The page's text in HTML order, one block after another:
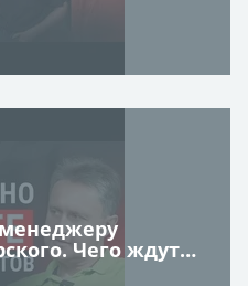
Чего ждут
и интеграторов?